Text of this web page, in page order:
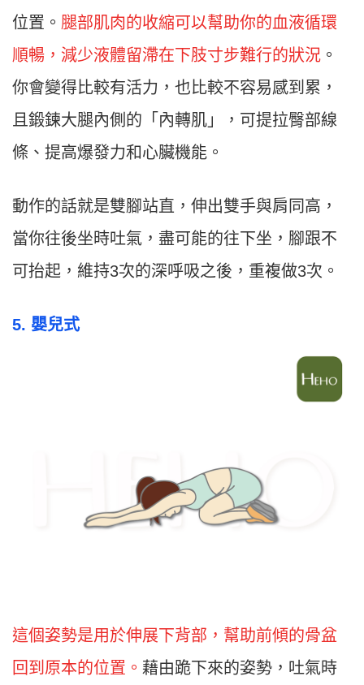
位置。 腿部肌肉的收縮可以幫助你的血液循環
順暢，減少液體留滯在下肢寸步難行的狀況 。
你會變得比較有活力，也比較不容易感到累，
且鍛鍊大腿內側的「內轉肌」，可提拉臀部線
條、提高爆發力和心臟機能。
動作的話就是雙腳站直，伸出雙手與肩同高，
當你往後坐時吐氣，盡可能的往下坐，腳跟不
可抬起，維持3次的深呼吸之後，重複做3次。
5. 嬰兒式
這個姿勢是用於伸展下背部，幫助前傾的骨盆
回到原本的位置。 藉由跪下來的姿勢，吐氣時